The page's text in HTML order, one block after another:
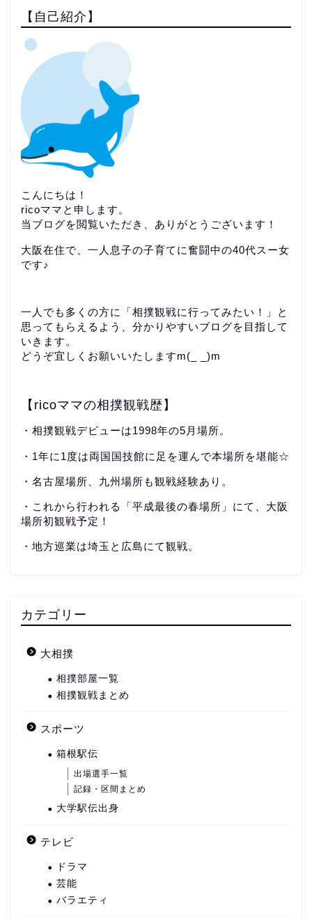
【自己紹介】
こんにちは！
ricoママと申します。
当ブログを閲覧いただき、ありがとうございます！
大阪在住で、一人息子の子育てに奮闘中の40代スー女
です♪
一人でも多くの方に「相撲観戦に行ってみたい！」と
思ってもらえるよう、分かりやすいブログを目指して
いきます。
どうぞ宜しくお願いいたしますm(_ _)m
【ricoママの相撲観戦歴】
・相撲観戦デビューは1998年の5月場所。
・1年に1度は両国国技館に足を運んで本場所を堪能☆
・名古屋場所、九州場所も観戦経験あり。
・これから行われる「平成最後の春場所」にて、大阪
場所初観戦予定！
・地方巡業は埼玉と広島にて観戦。
カテゴリー
大相撲
相撲部屋一覧
相撲観戦まとめ
スポーツ
箱根駅伝
出場選手一覧
記録・区間まとめ
大学駅伝出身
テレビ
ドラマ
芸能
バラエティ